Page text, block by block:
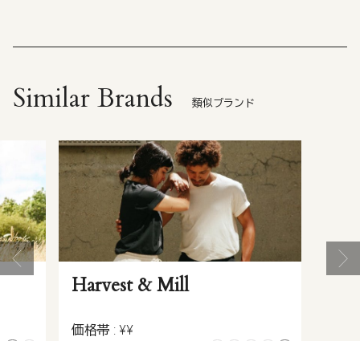
Similar Brands 類似ブランド
Harvest & Mill
価格帯 : ¥¥